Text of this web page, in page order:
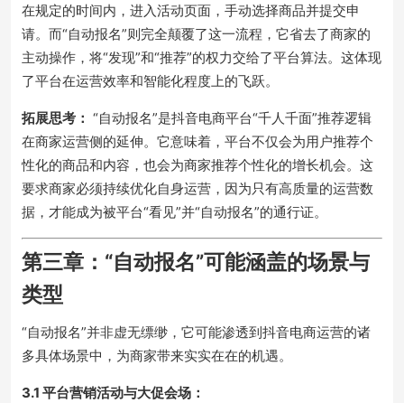
在规定的时间内，进入活动页面，手动选择商品并提交申
请。而“自动报名”则完全颠覆了这一流程，它省去了商家的
主动操作，将“发现”和“推荐”的权力交给了平台算法。这体现
了平台在运营效率和智能化程度上的飞跃。
拓展思考： “自动报名”是抖音电商平台“千人千面”推荐逻辑
在商家运营侧的延伸。它意味着，平台不仅会为用户推荐个
性化的商品和内容，也会为商家推荐个性化的增长机会。这
要求商家必须持续优化自身运营，因为只有高质量的运营数
据，才能成为被平台“看见”并“自动报名”的通行证。
第三章：“自动报名”可能涵盖的场景与
类型
“自动报名”并非虚无缥缈，它可能渗透到抖音电商运营的诸
多具体场景中，为商家带来实实在在的机遇。
3.1 平台营销活动与大促会场：